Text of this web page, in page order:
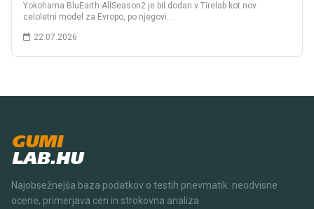
Yokohama BluEarth-AllSeason2 je bil dodan v Tirelab kot nov
celoletni model za Evropo, po njegovi…
22.07.2026
GUMI
LAB.HU
Najobsežnejša baza podatkov o testih pnevmatik. neodvisne
ocene, primerjava cen in strokovna analiza.